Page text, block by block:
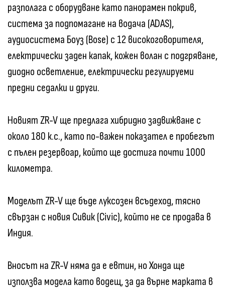
разполага с оборудване като панорамен покрив,
система за подпомагане на водача (ADAS),
аудиосистема Боуз (Bose) с 12 високоговорителя,
електрически заден капак, кожен волан с подгряване,
диодно осветление, електрически регулируеми
предни седалки и други.
Новият ZR-V ще предлага хибридно задвижване с
около 180 к.с., като по-важен показател е пробегът
с пълен резервоар, който ще достига почти 1000
километра.
Моделът ZR-V ще бъде луксозен всъдеход, тясно
свързан с новия Сивик (Civic), който не се продава в
Индия.
Вносът на ZR-V няма да е евтин, но Хонда ще
използва модела като водещ, за да върне марката в